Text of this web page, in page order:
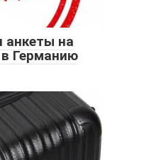
анкеты на
Германию